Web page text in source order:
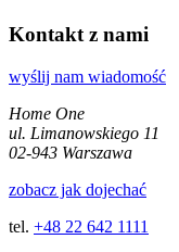
Kontakt z nami
wyślij nam wiadomość
Home One
ul. Limanowskiego 11
02-943 Warszawa
zobacz jak dojechać
tel. +48 22 642 1111